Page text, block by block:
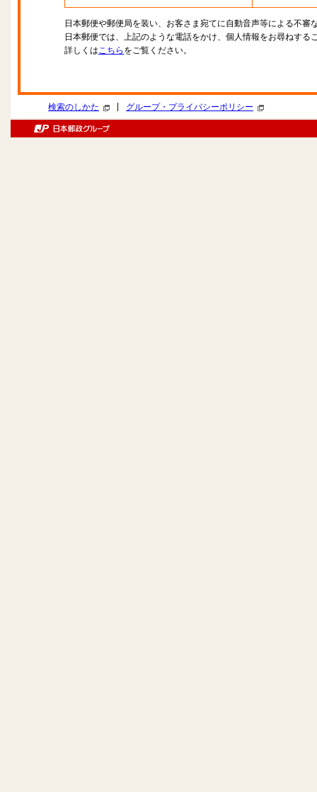
日本郵便や郵便局を装い、お客さま宛てに自動音声等による不審
日本郵便では、上記のような電話をかけ、個人情報をお尋ねする
詳しくはこちら をご覧ください。
検索のしかた グループ・プライバシーポリシー